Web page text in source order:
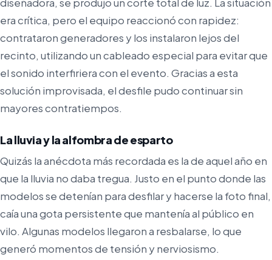
era crítica, pero el equipo reaccionó con rapidez:
contrataron generadores y los instalaron lejos del
recinto, utilizando un cableado especial para evitar que
el sonido interfiriera con el evento. Gracias a esta
solución improvisada, el desfile pudo continuar sin
mayores contratiempos.
La lluvia y la alfombra de esparto
Quizás la anécdota más recordada es la de aquel año en
que la lluvia no daba tregua. Justo en el punto donde las
modelos se detenían para desfilar y hacerse la foto final,
caía una gota persistente que mantenía al público en
vilo. Algunas modelos llegaron a resbalarse, lo que
generó momentos de tensión y nerviosismo.